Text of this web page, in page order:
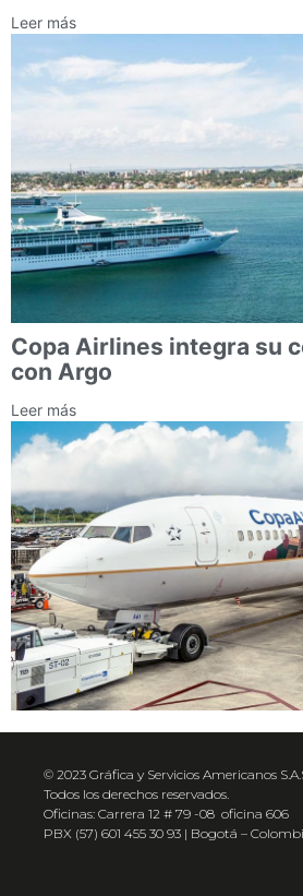
Leer más
Copa Airlines integra su
con Argo
Leer más
© 2023 Gráfica y Servicios Americanos
Todos los derechos reservados.
Oficinas: Carrera 12 # 79 -08 oficina 606
PBX (57) 601 455 30 93 | Bogotá –